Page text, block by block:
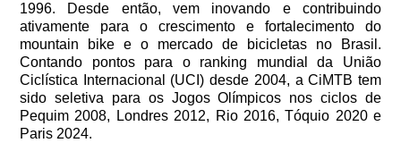
1996. Desde então, vem inovando e contribuindo
ativamente para o crescimento e fortalecimento do
mountain bike e o mercado de bicicletas no Brasil.
Contando pontos para o ranking mundial da União
Ciclística Internacional (UCI) desde 2004, a CiMTB tem
sido seletiva para os Jogos Olímpicos nos ciclos de
Pequim 2008, Londres 2012, Rio 2016, Tóquio 2020 e
Paris 2024.